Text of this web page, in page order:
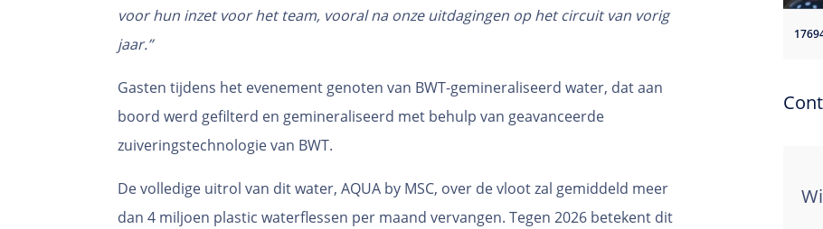
voor hun inzet voor het team, vooral na onze uitdagingen op het circuit van vorig
jaar.”
Gasten tijdens het evenement genoten van BWT-gemineraliseerd water, dat aan
boord werd gefilterd en gemineraliseerd met behulp van geavanceerde
zuiveringstechnologie van BWT.
De volledige uitrol van dit water, AQUA by MSC, over de vloot zal gemiddeld meer
dan 4 miljoen plastic waterflessen per maand vervangen. Tegen 2026 betekent dit